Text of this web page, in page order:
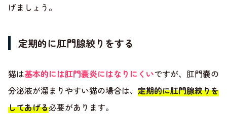
げましょう。
定期的に肛門腺絞りをする
猫は基本的には肛門嚢炎にはなりにくいですが、肛門嚢の
分泌液が溜まりやすい猫の場合は、 定期的に肛門腺絞りを
してあげる必要があります。